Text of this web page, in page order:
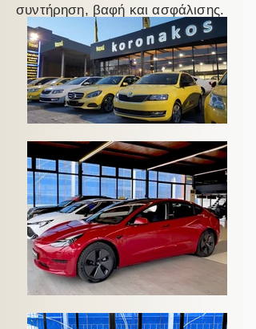
συντήρηση, βαφή και ασφάλισης.